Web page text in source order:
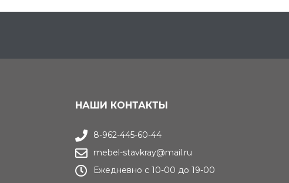
НАШИ КОНТАКТЫ
8-962-445-60-44
mebel-stavkray@mail.ru
Ежедневно с 10-00 до 19-00